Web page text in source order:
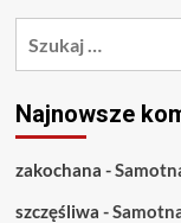
Najnowsze
zakochana -
szczęśliwa -